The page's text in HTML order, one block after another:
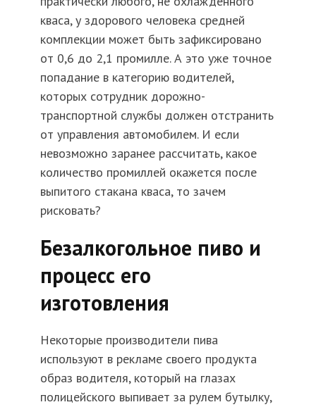
кваса, у здорового человека средней
комплекции может быть зафиксировано
от 0,6 до 2,1 промилле. А это уже точное
попадание в категорию водителей,
которых сотрудник дорожно-
транспортной службы должен отстранить
от управления автомобилем. И если
невозможно заранее рассчитать, какое
количество промиллей окажется после
выпитого стакана кваса, то зачем
рисковать?
Безалкогольное пиво и
процесс его
изготовления
Некоторые производители пива
используют в рекламе своего продукта
образ водителя, который на глазах
полицейского выпивает за рулем бутылку,